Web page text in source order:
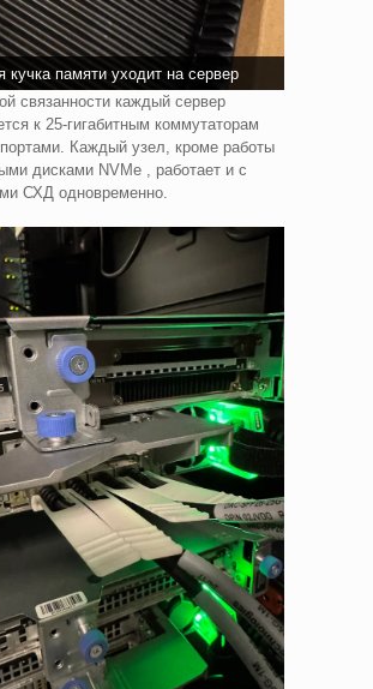
кучка памяти уходит на сервер
связанности каждый сервер
к 25-гигабитным коммутаторам
Каждый узел, кроме работы
дисками NVMe , работает и с
СХД одновременно.